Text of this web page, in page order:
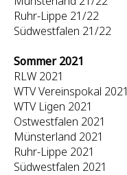
Ruhr-Lippe 21/22
Südwestfalen 21/22
Sommer 2021
RLW 2021
WTV Vereinspokal 2021
WTV Ligen 2021
Ostwestfalen 2021
Münsterland 2021
Ruhr-Lippe 2021
Südwestfalen 2021